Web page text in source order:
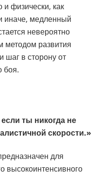
и физически, как
иначе, медленный
невероятно
методом развития
в сторону от
боя.
ты никогда не
скорости.»
для
высокоинтенсивного